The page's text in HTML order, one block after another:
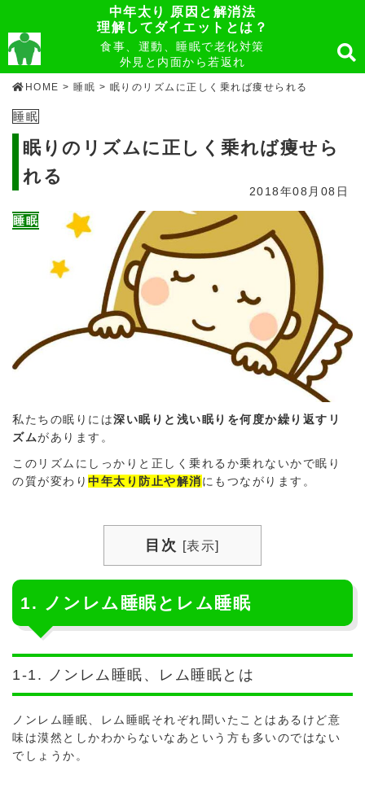
中年太り 原因と解消法
理解してダイエットとは？
食事、運動、睡眠で老化対策
外見と内面から若返れ
HOME > 睡眠 > 眠りのリズムに正しく乗れば痩せられる
睡眠
眠りのリズムに正しく乗れば痩せら
れる
2018年08月08日
睡眠
私たちの眠りには深い眠りと浅い眠りを何度か繰り返すリ
ズムがあります。
このリズムにしっかりと正しく乗れるか乗れないかで眠り
の質が変わり 中年太り防止や解消にもつながります。
目次 [表示]
1. ノンレム睡眠とレム睡眠
1-1. ノンレム睡眠、レム睡眠とは
ノンレム睡眠、レム睡眠それぞれ聞いたことはあるけど意
味は漠然としかわからないなあ という方も多いのではない
でしょうか。